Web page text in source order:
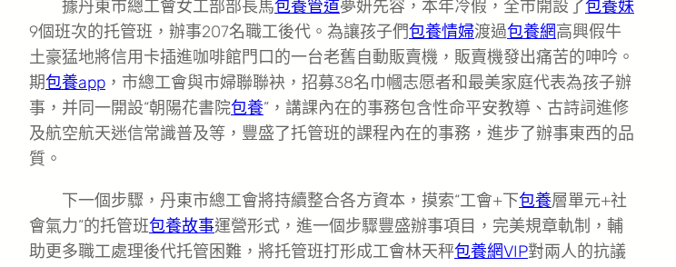
據丹東市總工會女工部部長馬包養管道夢妍先容，本年冷假，全市開設了包養妹
9個班次的托管班，辦事207名職工後代。為讓孩子們包養情婦渡過包養網高興假牛
土豪猛地將信用卡插進咖啡館門口的一台老舊自動販賣機，販賣機發出痛苦的呻吟。
期包養app ，市總工會與市婦聯聯袂，招募38名巾幗志愿者和最美家庭代表為孩子辦
事，并同一開設“朝陽花書院包養”，講課內在的事務包含性命平安教導、古詩詞進修
及航空航天迷信常識普及等，豐盛了托管班的課程內在的事務，進步了辦事東西的品
質。
下一個步驟，丹東市總工會將持續整合各方資本，摸索“工會+下包養層單元+社
會氣力”的托管班包養故事運營形式，進一個步驟豐盛辦事項目，完美規章軌制，輔
助更多職工處理後代托管困難，將托管班打形成工會林天秤包養網VIP對兩人的抗議